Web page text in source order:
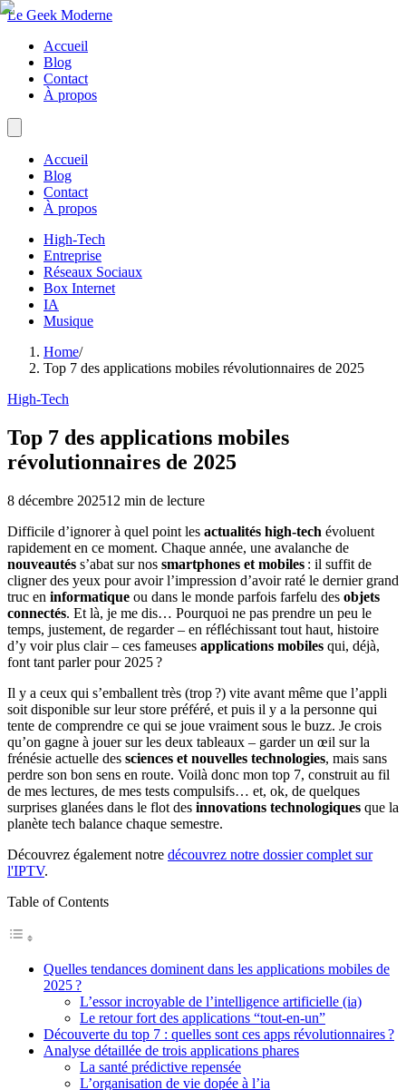
Le Geek Moderne
Accueil
Blog
Contact
À propos
Accueil
Blog
Contact
À propos
High-Tech
Entreprise
Réseaux Sociaux
Box Internet
IA
Musique
Home/
Top 7 des applications mobiles révolutionnaires de 2025
High-Tech
Top 7 des applications mobiles
révolutionnaires de 2025
8 décembre 202512 min de lecture
Difficile d’ignorer à quel point les actualités high-tech évoluent
rapidement en ce moment. Chaque année, une avalanche de
nouveautés s’abat sur nos smartphones et mobiles : il suffit de
cligner des yeux pour avoir l’impression d’avoir raté le dernier grand
truc en informatique ou dans le monde parfois farfelu des objets
connectés. Et là, je me dis… Pourquoi ne pas prendre un peu le
temps, justement, de regarder – en réfléchissant tout haut, histoire
d’y voir plus clair – ces fameuses applications mobiles qui, déjà,
font tant parler pour 2025 ?
Il y a ceux qui s’emballent très (trop ?) vite avant même que l’appli
soit disponible sur leur store préféré, et puis il y a la personne qui
tente de comprendre ce qui se joue vraiment sous le buzz. Je crois
qu’on gagne à jouer sur les deux tableaux – garder un œil sur la
frénésie actuelle des sciences et nouvelles technologies, mais sans
perdre son bon sens en route. Voilà donc mon top 7, construit au fil
de mes lectures, de mes tests compulsifs… et, ok, de quelques
surprises glanées dans le flot des innovations technologiques que la
planète tech balance chaque semestre.
Découvrez également notre découvrez notre dossier complet sur
l'IPTV.
Table of Contents
Quelles tendances dominent dans les applications mobiles de
2025 ?
L’essor incroyable de l’intelligence artificielle (ia)
Le retour fort des applications “tout-en-un”
Découverte du top 7 : quelles sont ces apps révolutionnaires ?
Analyse détaillée de trois applications phares
La santé prédictive repensée
L’organisation de vie dopée à l’ia